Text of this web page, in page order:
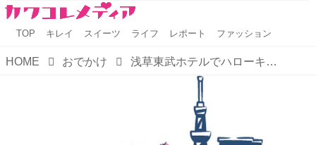
TOP キレイ スイーツ ライフ レポート ファッション
HOME おでかけ 浅草東武ホテルでハローキティ ルームに泊まろう♪